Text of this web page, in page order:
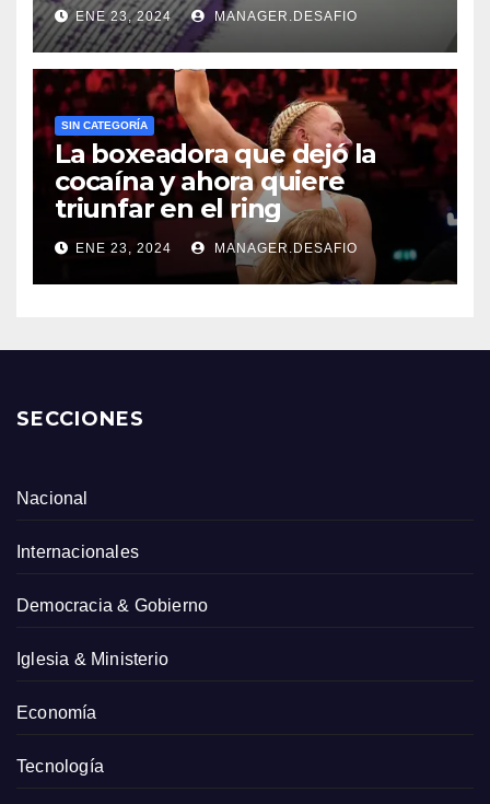
ENE 23, 2024 MANAGER.DESAFIO
SIN CATEGORÍA
La boxeadora que dejó la
cocaína y ahora quiere
triunfar en el ring​
ENE 23, 2024 MANAGER.DESAFIO
SECCIONES
Nacional
Internacionales
Democracia & Gobierno
Iglesia & Ministerio
Economía
Tecnología